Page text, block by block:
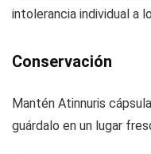
intolerancia individual a
Conservación
Mantén Atinnuris
guárdalo en un lugar